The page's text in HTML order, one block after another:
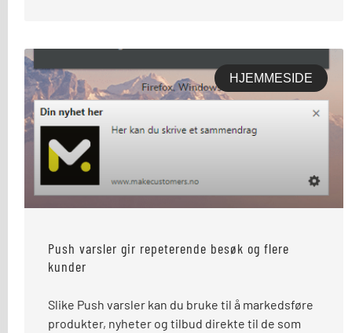
HJEMMESIDE
Push varsler gir repeterende besøk og flere
kunder
Slike Push varsler kan du bruke til å markedsføre
produkter, nyheter og tilbud direkte til de som